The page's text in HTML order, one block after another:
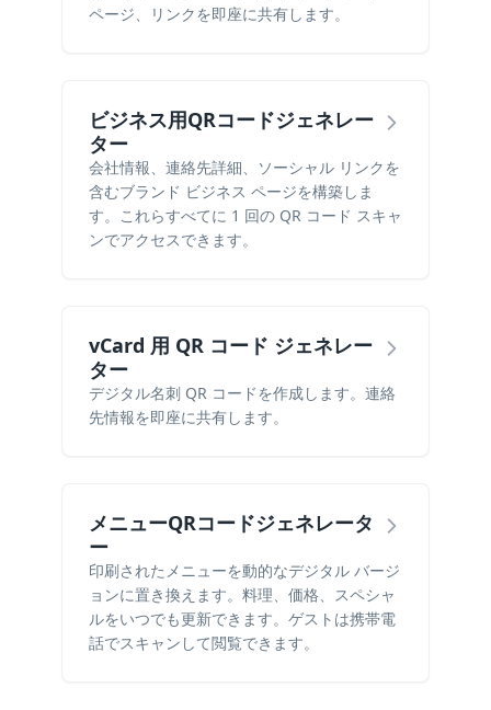
ページ、リンクを即座に共有します。
ビジネス用QRコードジェネレー
ター
会社情報、連絡先詳細、ソーシャル リンクを
含むブランド ビジネス ページを構築しま
す。これらすべてに 1 回の QR コード スキャ
ンでアクセスできます。
vCard 用 QR コード ジェネレー
ター
デジタル名刺 QR コードを作成します。連絡
先情報を即座に共有します。
メニューQRコードジェネレータ
ー
印刷されたメニューを動的なデジタル バージ
ョンに置き換えます。料理、価格、スペシャ
ルをいつでも更新できます。ゲストは携帯電
話でスキャンして閲覧できます。